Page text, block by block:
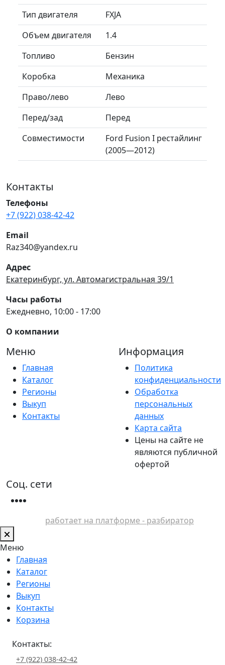
Тип двигателя
FXJA
Объем двигателя
1.4
Топливо
Бензин
Коробка
Механика
Право/лево
Лево
Перед/зад
Перед
Совместимости
Ford Fusion I рестайлинг
(2005—2012)
Контакты
Телефоны
+7 (922) 038-42-42
Email
Raz340@yandex.ru
Адрес
Екатеринбург, ул. Автомагистральная 39/1
Часы работы
Ежедневно, 10:00 - 17:00
О компании
Меню
Главная
Каталог
Регионы
Выкуп
Контакты
Информация
Политика
конфиденциальности
Обработка
персональных
данных
Карта сайта
Цены на сайте не
являются публичной
офертой
Соц. сети
работает на платформе - разбиратор
Меню
Главная
Каталог
Регионы
Выкуп
Контакты
Корзина
Контакты:
+7 (922) 038-42-42